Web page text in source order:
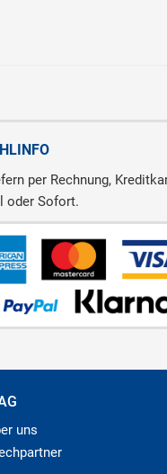
per Rechnung,
oder Sofort.
uns